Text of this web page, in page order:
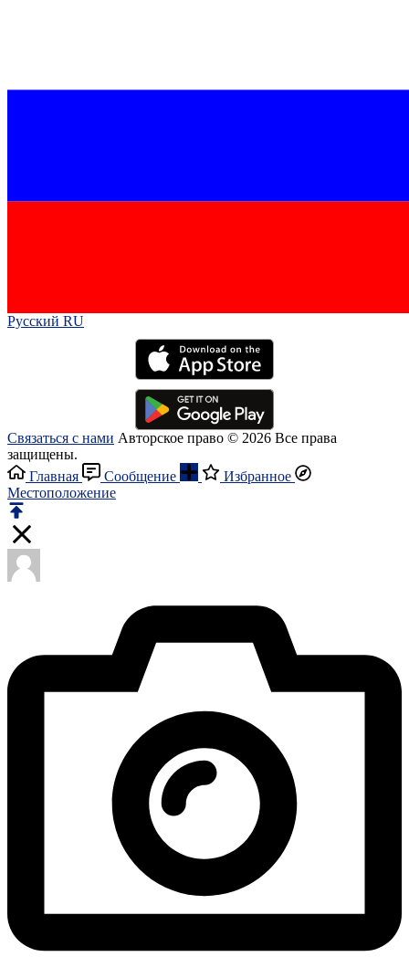
Русский RU‎
Связаться с нами Авторское право © 2026 Все права
защищены.
Главная
Сообщение
Избранное
Местоположение